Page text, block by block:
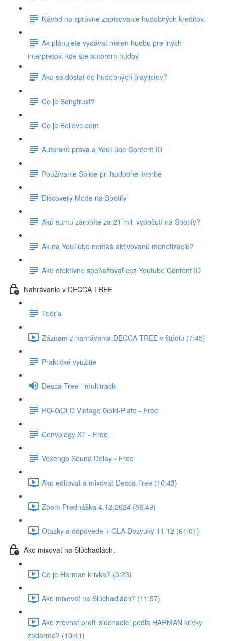
Návod na správne zapisovanie hudobných kreditov.
Ak plánujete vydávať nielen hudbu pre iných
interpretov, kde ste autorom hudby
Ako sa dostat do hudobných playlistov?
Čo je Songtrust?
Čo je Believe.com
Autorské práva a YouTube Content ID
Používanie Splice pri hudobnej tvorbe
Discovery Mode na Spotify
Akú sumu zarobíte za 21 mil. vypočutí na Spotify?
Ak na YouTube nemáš aktivovanú monetizáciu?
Ako efektívne speňažovať cez Youtube Content ID
Nahrávanie v DECCA TREE
Teória
Záznam z nahrávania DECCA TREE v štúdiu (7:45)
Praktické využitie
Decca Tree - multitrack
RO-GOLD Vintage Gold-Plate - Free
Convology XT - Free
Voxengo Sound Delay - Free
Ako editovat a mixovat Decca Tree (16:43)
Zoom Prednáška 4.12.2024 (58:49)
Otazky a odpovede + CLA Dozvuky 11.12 (61:01)
Ako mixovať na Slúchadlách.
Čo je Harman krivka? (3:23)
Ako mixovať na Slúchadlách? (11:57)
Ako zrovnať profil slúchadiel podľa HARMAN krivky
zadarmo? (10:41)